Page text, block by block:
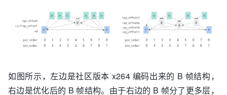
如图所示，左边是社区版本 x264 编码出来的 B 帧结构，
右边是优化后的 B 帧结构。由于右边的 B 帧分了更多层，